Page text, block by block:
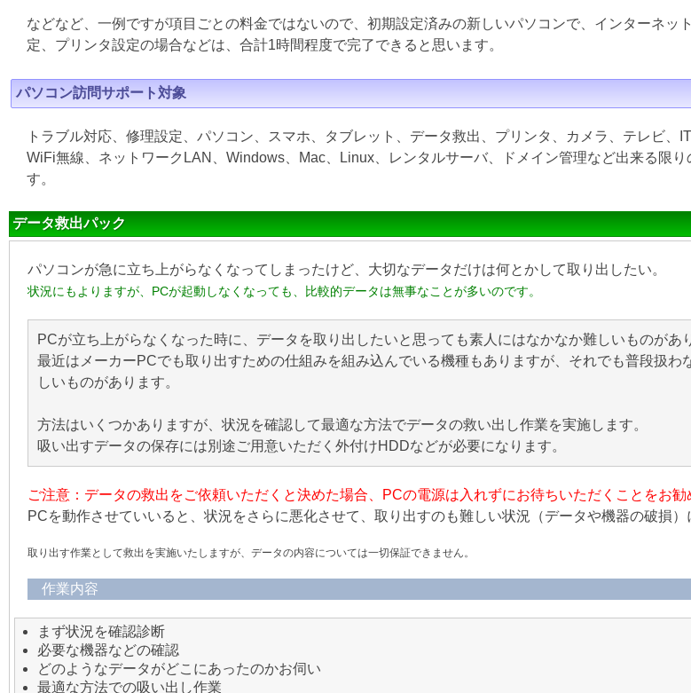
などなど、一例ですが項目ごとの料金ではないので、初期設定済みの新しいパソコンで、インターネッ
定、プリンタ設定の場合などは、合計1時間程度で完了できると思います。
パソコン訪問サポート対象
トラブル対応、修理設定、パソコン、スマホ、タブレット、データ救出、プリンタ、カメラ、テレビ、
WiFi無線、ネットワークLAN、Windows、Mac、Linux、レンタルサーバ、ドメイン管理など出来る限り
す。
データ救出パック
パソコンが急に立ち上がらなくなってしまったけど、大切なデータだけは何とかして取り出したい。
状況にもよりますが、PCが起動しなくなっても、比較的データは無事なことが多いのです。
PCが立ち上がらなくなった時に、データを取り出したいと思っても素人にはなかなか難しいものがあ
最近はメーカーPCでも取り出すための仕組みを組み込んでいる機種もありますが、それでも普段扱わ
しいものがあります。
方法はいくつかありますが、状況を確認して最適な方法でデータの救い出し作業を実施します。
吸い出すデータの保存には別途ご用意いただく外付けHDDなどが必要になります。
ご注意：データの救出をご依頼いただくと決めた場合、PCの電源は入れずにお待ちいただくことをお勧
PCを動作させていいると、状況をさらに悪化させて、取り出すのも難しい状況（データや機器の破損）
取り出す作業として救出を実施いたしますが、データの内容については一切保証できません。
作業内容
まず状況を確認診断
必要な機器などの確認
どのようなデータがどこにあったのかお伺い
最適な方法での吸い出し作業